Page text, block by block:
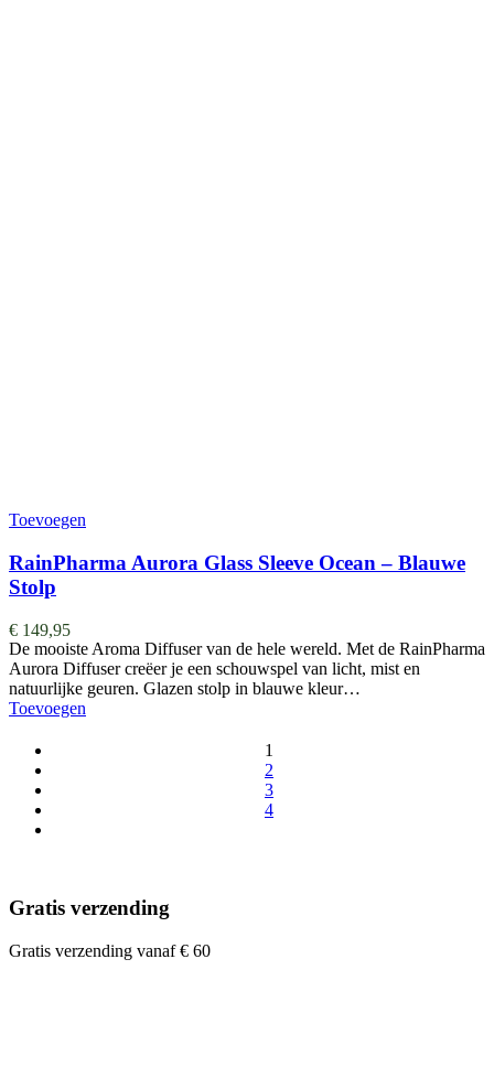
Toevoegen
RainPharma Aurora Glass Sleeve Ocean – Blauwe
Stolp
€ 149,95
De mooiste Aroma Diffuser van de hele wereld. ​​​​​​​​Met de RainPharma
Aurora Diffuser creëer je een schouwspel van licht, mist en
natuurlijke geuren. Glazen stolp in blauwe kleur…
Toevoegen
1
2
3
4
Gratis verzending
Gratis verzending vanaf € 60